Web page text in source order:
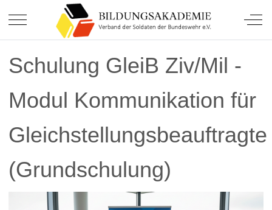
Mobile Menu Toggle Off-
Schulung GleiB Ziv/Mil -
Modul Kommunikation für
Gleichstellungsbeauftragte
(Grundschulung)